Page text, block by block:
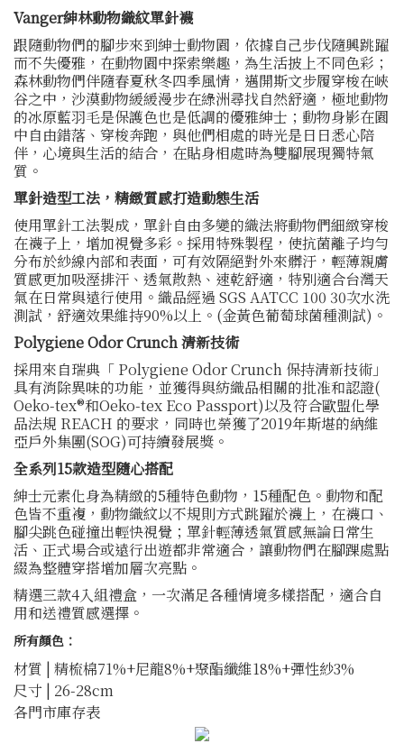
Vanger紳林動物織紋單針襪
跟隨動物們的腳步來到紳士動物園，依據自己步伐隨興跳躍
而不失優雅，在動物園中探索樂趣，為生活披上不同色彩；
森林動物們伴隨春夏秋冬四季風情，邁開斯文步履穿梭在峽
谷之中，沙漠動物緩緩漫步在綠洲尋找自然舒適，極地動物
的冰原藍羽毛是保護色也是低調的優雅紳士；動物身影在園
中自由錯落、穿梭奔跑，與他們相處的時光是日日悉心陪
伴，心境與生活的結合，在貼身相處時為雙腳展現獨特氣
質。
單針造型工法，精緻質感打造動態生活
使用單針工法製成，單針自由多變的織法將動物們細緻穿梭
在襪子上，增加視覺多彩。採用特殊製程，使抗菌離子均勻
分布於紗線內部和表面，可有效隔絕對外來髒汙，輕薄親膚
質感更加吸溼排汗、透氣散熱、速乾舒適，特別適合台灣天
氣在日常與遠行使用。織品經過 SGS AATCC 100 30次水洗
測試，舒適效果維持90%以上。(金黃色葡萄球菌種測試)。
Polygiene Odor Crunch 清新技術
採用來自瑞典「 Polygiene Odor Crunch 保持清新技術」
具有消除異味的功能，並獲得與紡織品相關的批准和認證(
Oeko-tex®和Oeko-tex Eco Passport)以及符合歐盟化學
品法規 REACH 的要求，同時也榮獲了2019年斯堪的納維
亞戶外集團(SOG)可持續發展獎。
全系列15款造型隨心搭配
紳士元素化身為精緻的5種特色動物，15種配色。動物和配
色皆不重複，動物織紋以不規則方式跳躍於襪上，在襪口、
腳尖跳色碰撞出輕快視覺；單針輕薄透氣質感無論日常生
活、正式場合或遠行出遊都非常適合，讓動物們在腳踝處點
綴為整體穿搭增加層次亮點。
精選三款4入組禮盒，一次滿足各種情境多樣搭配，適合自
用和送禮質感選擇。
所有顏色：
材質 | 精梳棉71%+尼龍8%+聚酯纖維18%+彈性紗3%
尺寸 | 26-28cm
各門市庫存表